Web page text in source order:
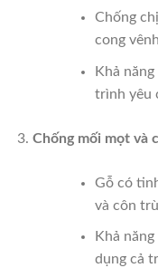
Chống
cong
Khả
trình yêu
Chống mối mọt và
Gỗ có
và côn
Khả
dụng cả